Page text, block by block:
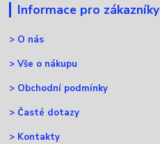
Informace pro zákazníky
> O nás
>Vše o nákupu
> Obchodní podmínky
>Časté dotazy
> Kontakty